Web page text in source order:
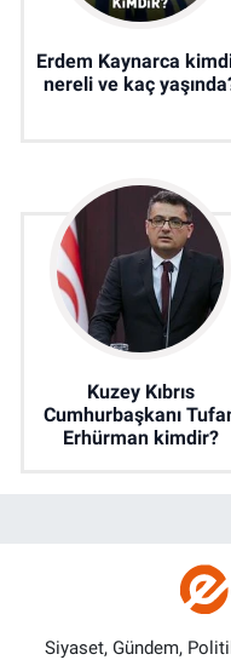
Erdem Kaynarca
nereli ve kaç
Kuzey Kıbrıs
Cumhurbaşkanı
Erhürman kimdir?
Siyaset, Gündem,